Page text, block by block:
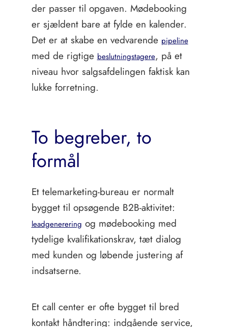
der passer til opgaven. Mødebooking
er sjældent bare at fylde en kalender.
Det er at skabe en vedvarende pipeline
med de rigtige beslutningstagere, på et
niveau hvor salgsafdelingen faktisk kan
lukke forretning.
To begreber, to
formål
Et telemarketing-bureau er normalt
bygget til opsøgende B2B-aktivitet:
leadgenerering og mødebooking med
tydelige kvalifikationskrav, tæt dialog
med kunden og løbende justering af
indsatserne.
Et call center er ofte bygget til bred
kontakt håndtering: indgående service,